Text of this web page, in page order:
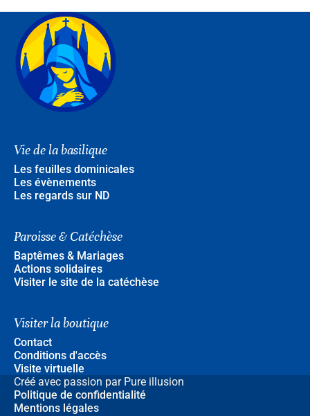
Vie de la basilique
Les feuilles dominicales
Les évènements
Les regards sur ND
Paroisse & Catéchèse
Baptêmes & Mariages
Actions solidaires
Visiter le site de la catéchèse
Visiter la boutique
Contact
Conditions d'accès
Visite virtuelle
Créé avec passion par Pure illusion
Politique de confidentialité
Mentions légales